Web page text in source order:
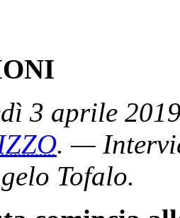
3 aprile
. —
Tofalo.